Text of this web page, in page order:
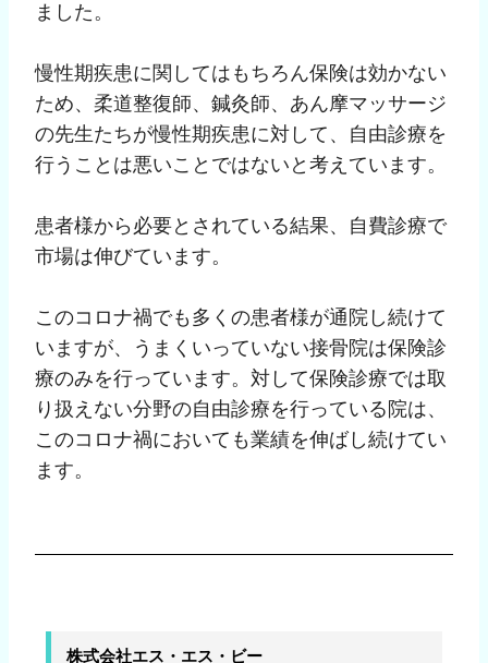
ました。
慢性期疾患に関してはもちろん保険は効かない
ため、柔道整復師、鍼灸師、あん摩マッサージ
の先生たちが慢性期疾患に対して、自由診療を
行うことは悪いことではないと考えています。
患者様から必要とされている結果、自費診療で
市場は伸びています。
このコロナ禍でも多くの患者様が通院し続けて
いますが、うまくいっていない接骨院は保険診
療のみを行っています。対して保険診療では取
り扱えない分野の自由診療を行っている院は、
このコロナ禍においても業績を伸ばし続けてい
ます。
株式会社エス・エス・ビー